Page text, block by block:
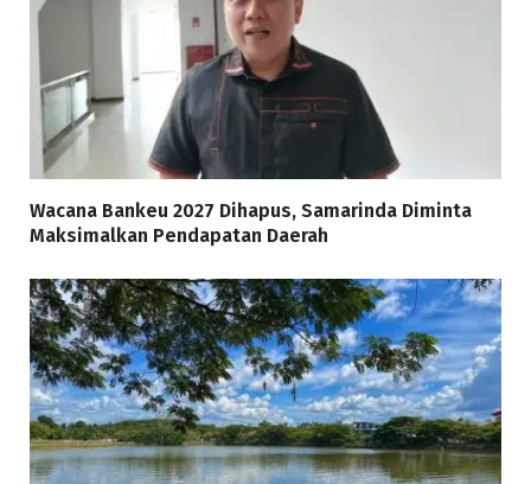
Wacana Bankeu 2027 Dihapus, Samarinda Diminta
Maksimalkan Pendapatan Daerah